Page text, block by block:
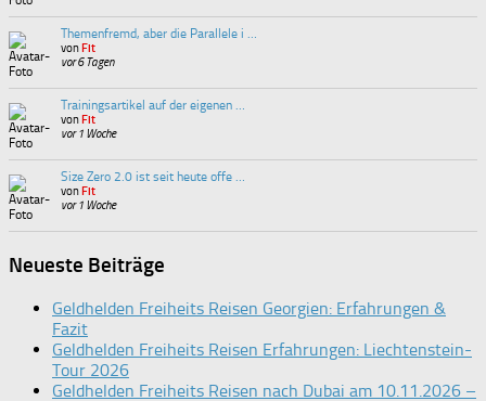
Themenfremd, aber die Parallele i …
von Fit
vor 6 Tagen
Trainingsartikel auf der eigenen …
von Fit
vor 1 Woche
Size Zero 2.0 ist seit heute offe …
von Fit
vor 1 Woche
Neueste Beiträge
Geldhelden Freiheits Reisen Georgien: Erfahrungen &
Fazit
Geldhelden Freiheits Reisen Erfahrungen: Liechtenstein-
Tour 2026
Geldhelden Freiheits Reisen nach Dubai am 10.11.2026 –